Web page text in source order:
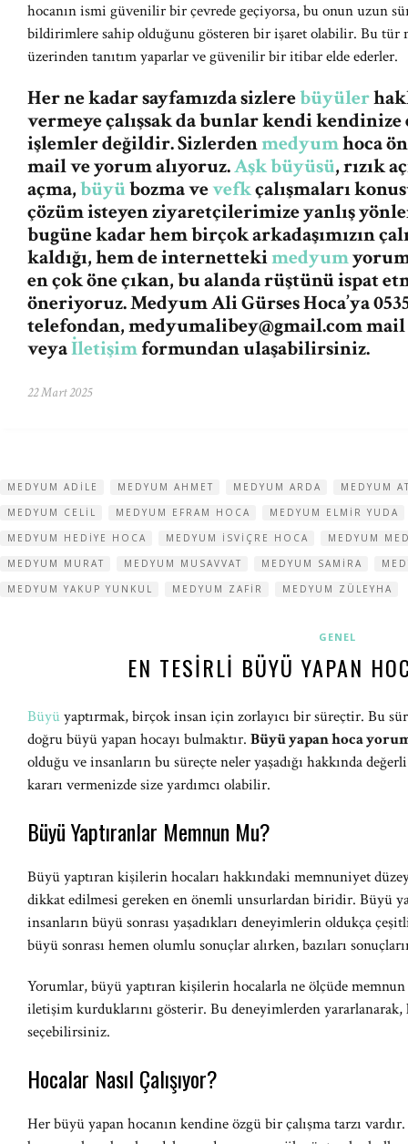
hocanın ismi güvenilir bir çevrede geçiyorsa, bu onun uzun
bildirimlere sahip olduğunu gösteren bir işaret olabilir. Bu tür
üzerinden tanıtım yaparlar ve güvenilir bir itibar elde ederler.
Her ne kadar sayfamızda sizlerebüyüler
vermeye çalışsak da bunlar kendi
işlemler değildir. Sizlerdenmedyumhoca
mail ve yorum alıyoruz.Aşk büyüsü, rızık
açma,büyübozma vevefkçalışmaları
çözüm isteyen ziyaretçilerimize yanlış
bugüne kadar hem birçok arkadaşımızın
kaldığı, hem de internettekimedyum
en çok öne çıkan, bu alanda rüştünü ispat
öneriyoruz. Medyum Ali Gürses Hoca’ya
telefondan,medyumalibey@gmail.commail
veyaİletişimformundan ulaşabilirsiniz.
22 Mart 2025
MEDYUM ADILE MEDYUM AHMET MEDYUM ARDA
MEDYUM
MEDYUM CELIL
MEDYUM EFRAM HOCA
MEDYUM ELMIR YUDA
MEDYUM HEDIYE HOCA
MEDYUM ISVIÇRE HOCA
MEDYUM
MEDYUM MURAT
MEDYUM MUSAVVAT MEDYUM SAMIRA
MEDYUM YAKUP YUNKUL
MEDYUM ZAFIR MEDYUM ZÜLEYHA
GENEL
EN TESIRLI BÜYÜ YAPAN
Büyü yaptırmak, birçok insan için zorlayıcı bir süreçtir. Bu
doğru büyü yapan hocayı bulmaktır. Büyü yapan hoca
olduğu ve insanların bu süreçte neler yaşadığı hakkında
kararı vermenizde size yardımcı olabilir.
Büyü Yaptıranlar Memnun Mu?
Büyü yaptıran kişilerin hocaları hakkındaki memnuniyet
dikkat edilmesi gereken en önemli unsurlardan biridir. Büyü
insanların büyü sonrası yaşadıkları deneyimlerin oldukça
büyü sonrası hemen olumlu sonuçlar alırken, bazıları
Yorumlar, büyü yaptıran kişilerin hocalarla ne ölçüde memnun
iletişim kurduklarını gösterir. Bu deneyimlerden
seçebilirsiniz.
Hocalar Nasıl Çalışıyor?
Her büyü yapan hocanın kendine özgü bir çalışma tarzı